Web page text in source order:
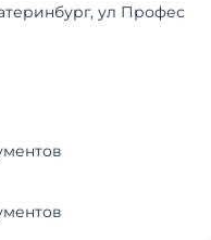
ул Профес